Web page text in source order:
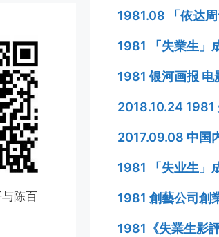
1981.08 「依达
1981 「失業生」
1981 银河画报
2018.10.24 1981
2017.09.08 中国
1981 「失业生」
1981 創藝公司創
1981《失業生影
陈百